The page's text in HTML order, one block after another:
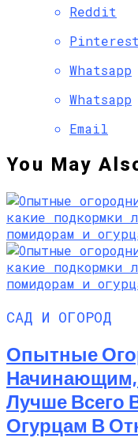
Reddit
Pinterest
Whatsapp
Whatsapp
Email
You May
САД И ОГОРОД
Опытные
Начинающим,
Лучше Всего
Огурцам В